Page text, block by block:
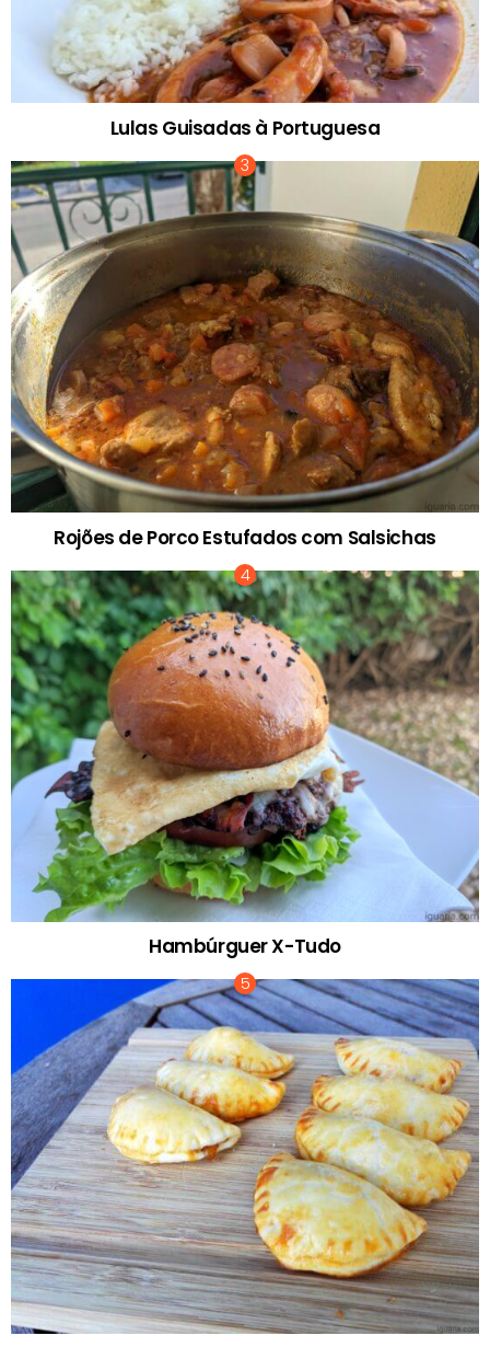
Lulas Guisadas à Portuguesa
Rojões de Porco Estufados com Salsichas
Hambúrguer X-Tudo